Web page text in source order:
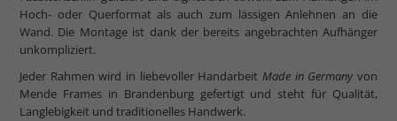
Hoch- oder Querformat als auch zum lässigen Anlehnen an die
Wand. Die Montage ist dank der bereits angebrachten Aufhänger
unkompliziert.
Jeder Rahmen wird in liebevoller Handarbeit Made in Germanyvon
Mende Frames in Brandenburg gefertigt und steht für Qualität,
Langlebigkeit und traditionelles Handwerk.